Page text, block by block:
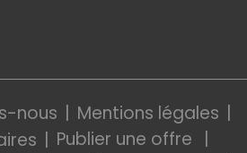
nous
Mentions légales
Publier une offre